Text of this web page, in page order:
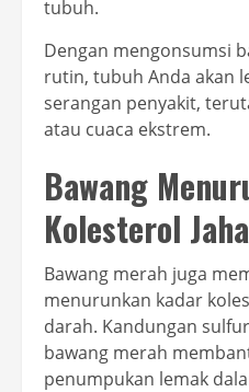
tubuh.
Dengan mengonsumsi
rutin, tubuh Anda akan
serangan penyakit,
atau cuaca ekstrem.
Bawang
Kolesterol
Bawang merah juga
menurunkan kadar
darah. Kandungan
bawang merah
penumpukan lemak